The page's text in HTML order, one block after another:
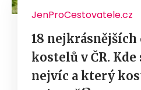
JenProCestovatele.cz
18 nejkrásnějších
kostelů v ČR.
nejvíc a který